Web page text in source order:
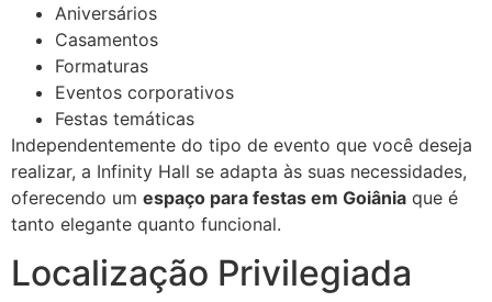
Aniversários
Casamentos
Formaturas
Eventos corporativos
Festas temáticas
Independentemente do tipo de evento que você deseja
realizar, a Infinity Hall se adapta às suas necessidades,
oferecendo um espaço para festas em Goiânia que é
tanto elegante quanto funcional.
Localização Privilegiada